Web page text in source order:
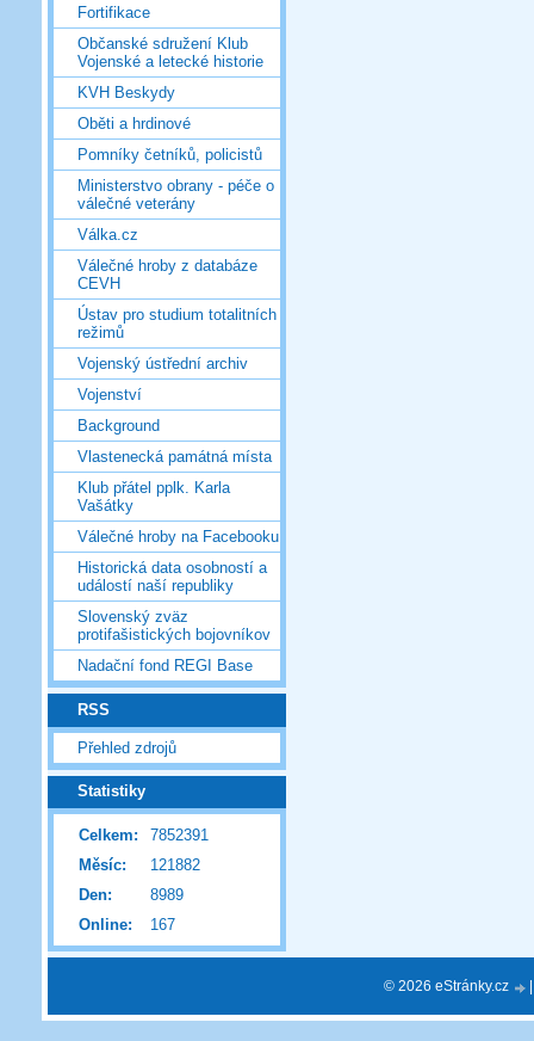
Fortifikace
Občanské sdružení Klub
Vojenské a letecké historie
KVH Beskydy
Oběti a hrdinové
Pomníky četníků, policistů
Ministerstvo obrany - péče o
válečné veterány
Válka.cz
Válečné hroby z databáze
CEVH
Ústav pro studium totalitních
režimů
Vojenský ústřední archiv
Vojenství
Background
Vlastenecká památná místa
Klub přátel pplk. Karla
Vašátky
Válečné hroby na Facebooku
Historická data osobností a
událostí naší republiky
Slovenský zväz
protifašistických bojovníkov
Nadační fond REGI Base
RSS
Přehled zdrojů
Statistiky
Online: 167
Celkem:
7852391
Měsíc:
121882
Den:
8989
© 2026 eStránky.cz